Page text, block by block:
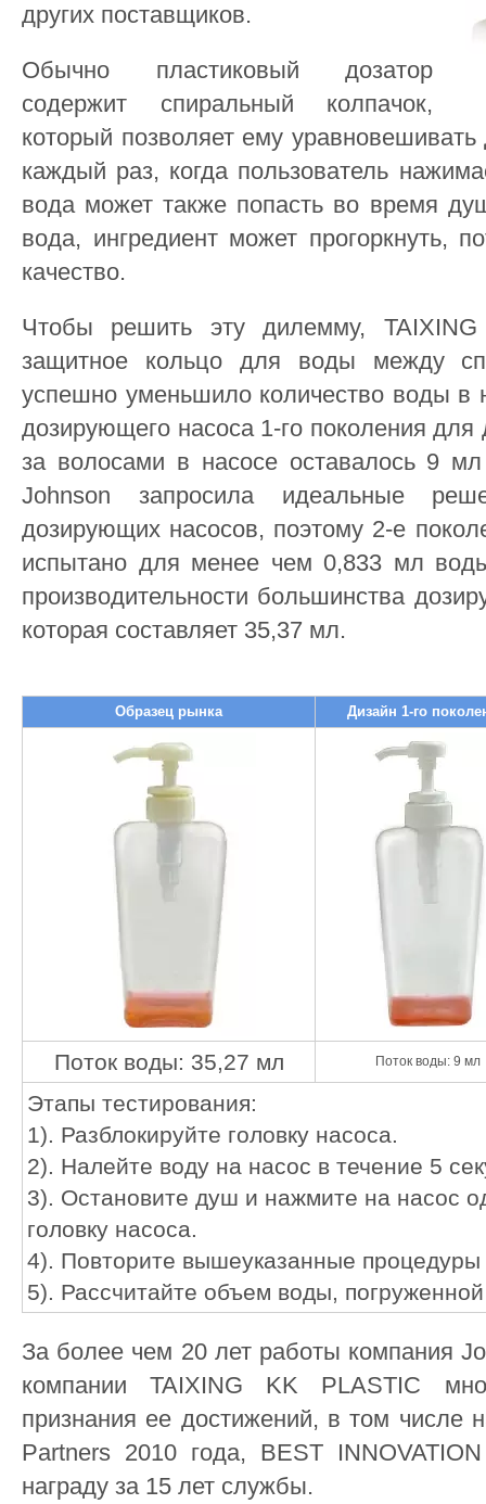
других поставщиков.
Обычно пластиковый дозатор
содержит спиральный колпачок,
который позволяет ему
каждый раз, когда пользователь
вода может также попасть во время
вода, ингредиент может прогоркнуть,
качество.
Чтобы решить эту дилемму,
защитное кольцо для воды между
успешно уменьшило количество воды в
дозирующего насоса 1-го поколения для
за волосами в насосе оставалось 9
Johnson запросила идеальные
дозирующих насосов, поэтому 2-е
испытано для менее чем 0,833 мл
производительности большинства
которая составляет 35,37 мл.
Образец рынка Дизайн 1-го
Поток воды: 35,27 мл Поток воды: 9 мл
Этапы тестирования:
1). Разблокируйте головку насоса.
2). Налейте воду на насос в течение 5
3). Остановите душ и нажмите на насос
головку насоса.
4). Повторите вышеуказанные процедуры
5). Рассчитайте объем воды,
За более чем 20 лет работы компания
компании TAIXING KK PLASTIC
признания ее достижений, в том числе
Partners 2010 года, BEST
награду за 15 лет службы.